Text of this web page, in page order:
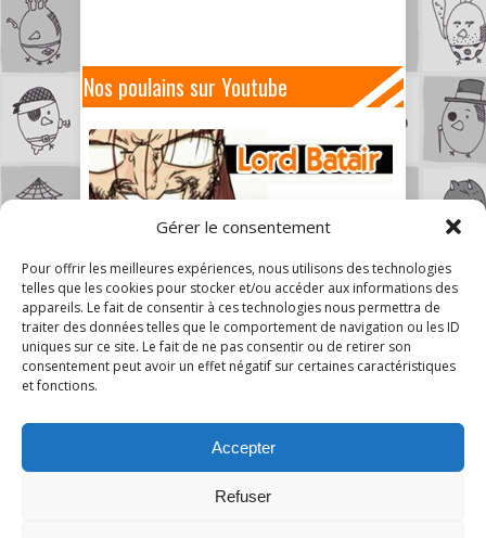
Gérer le consentement
Pour offrir les meilleures expériences, nous utilisons des technologies
telles que les cookies pour stocker et/ou accéder aux informations des
appareils. Le fait de consentir à ces technologies nous permettra de
traiter des données telles que le comportement de navigation ou les ID
uniques sur ce site. Le fait de ne pas consentir ou de retirer son
consentement peut avoir un effet négatif sur certaines caractéristiques
et fonctions.
Accepter
Refuser
Nos poulains sur Youtube